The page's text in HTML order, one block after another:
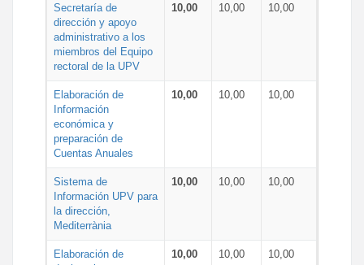
Secretaría de
dirección y apoyo
administrativo a los
miembros del Equipo
rectoral de la UPV
10,00 10,00 10,00
Elaboración de
Información
económica y
preparación de
Cuentas Anuales
10,00 10,00 10,00
Sistema de
Información UPV para
la dirección,
Mediterrània
10,00 10,00 10,00
Elaboración de
10,00 10,00 10,00